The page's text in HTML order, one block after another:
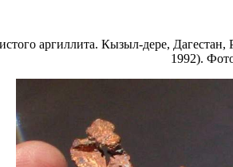
аргиллита. Кызыл-дере,
1992).